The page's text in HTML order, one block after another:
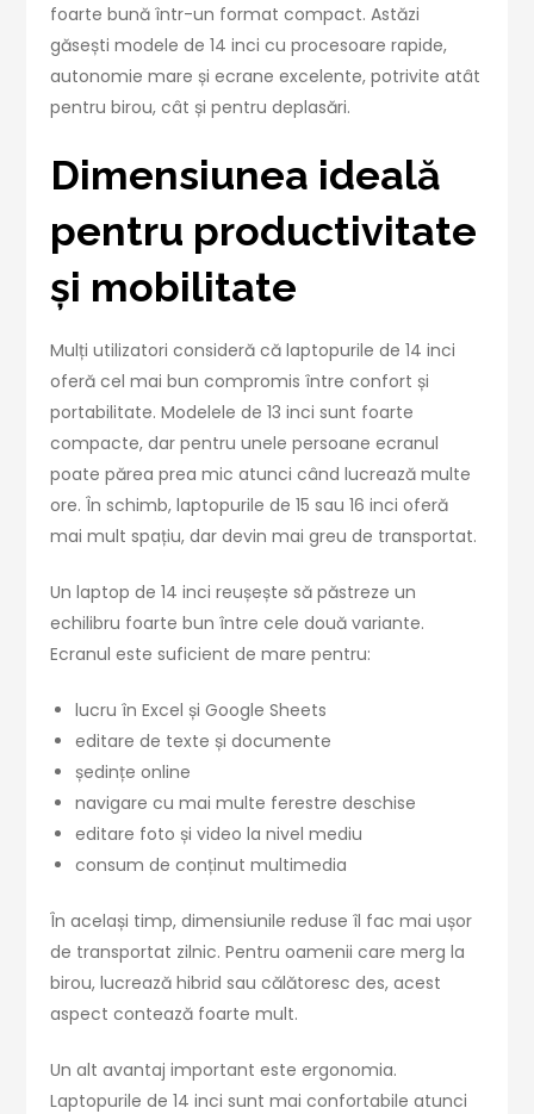
foarte bună într-un format compact. Astăzi
găsești modele de 14 inci cu procesoare rapide,
autonomie mare și ecrane excelente, potrivite atât
pentru birou, cât și pentru deplasări.
Dimensiunea ideală
pentru productivitate
și mobilitate
Mulți utilizatori consideră că laptopurile de 14 inci
oferă cel mai bun compromis între confort și
portabilitate. Modelele de 13 inci sunt foarte
compacte, dar pentru unele persoane ecranul
poate părea prea mic atunci când lucrează multe
ore. În schimb, laptopurile de 15 sau 16 inci oferă
mai mult spațiu, dar devin mai greu de transportat.
Un laptop de 14 inci reușește să păstreze un
echilibru foarte bun între cele două variante.
Ecranul este suficient de mare pentru:
lucru în Excel și Google Sheets
editare de texte și documente
ședințe online
navigare cu mai multe ferestre deschise
editare foto și video la nivel mediu
consum de conținut multimedia
În același timp, dimensiunile reduse îl fac mai ușor
de transportat zilnic. Pentru oamenii care merg la
birou, lucrează hibrid sau călătoresc des, acest
aspect contează foarte mult.
Un alt avantaj important este ergonomia.
Laptopurile de 14 inci sunt mai confortabile atunci